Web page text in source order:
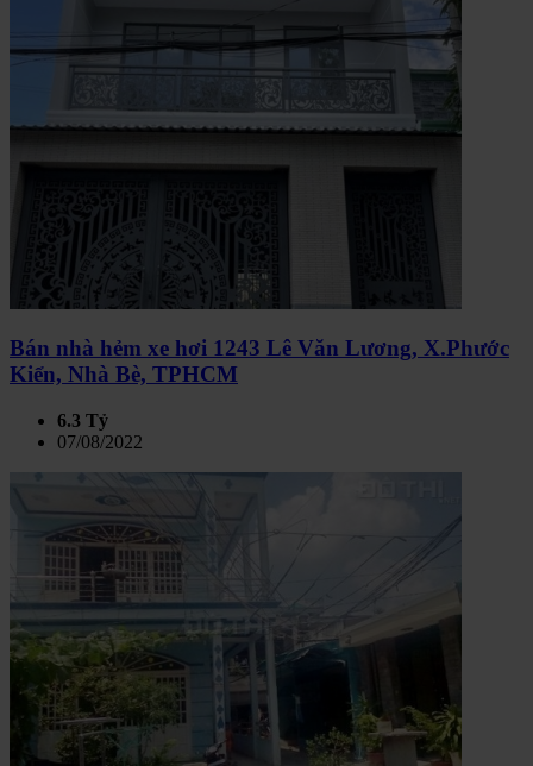
Bán nhà hẻm xe hơi 1243 Lê Văn Lương, X.Phước
Kiển, Nhà Bè, TPHCM
6.3 Tỷ
07/08/2022